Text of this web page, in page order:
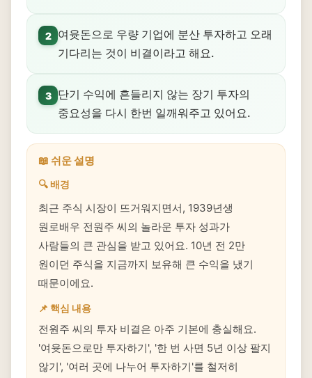
2
여윳돈으로 우량 기업에 분산 투자하고 오래
기다리는 것이 비결이라고 해요.
3
단기 수익에 흔들리지 않는 장기 투자의
중요성을 다시 한번 일깨워주고 있어요.
📖 쉬운 설명
🔍 배경
최근 주식 시장이 뜨거워지면서, 1939년생
원로배우 전원주 씨의 놀라운 투자 성과가
사람들의 큰 관심을 받고 있어요. 10년 전 2만
원이던 주식을 지금까지 보유해 큰 수익을 냈기
때문이에요.
📌 핵심 내용
전원주 씨의 투자 비결은 아주 기본에 충실해요.
'여윳돈으로만 투자하기', '한 번 사면 5년 이상 팔지
않기', '여러 곳에 나누어 투자하기'를 철저히